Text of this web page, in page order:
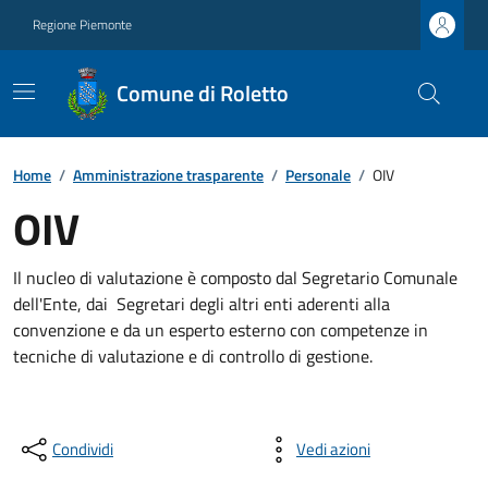
Regione Piemonte
Comune di Roletto
Home / Amministrazione trasparente / Personale / OIV
OIV
Il nucleo di valutazione è composto dal Segretario Comunale
dell'Ente, dai Segretari degli altri enti aderenti alla
convenzione e da un esperto esterno con competenze in
tecniche di valutazione e di controllo di gestione.
Condividi Vedi azioni